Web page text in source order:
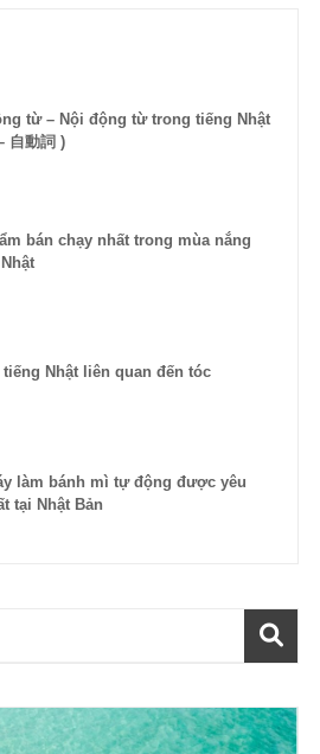
từ – Nội động từ trong tiếng Nhật
自動詞 )
bán chạy nhất trong mùa nắng
Nhật liên quan đến tóc
làm bánh mì tự động được yêu
tại Nhật Bản